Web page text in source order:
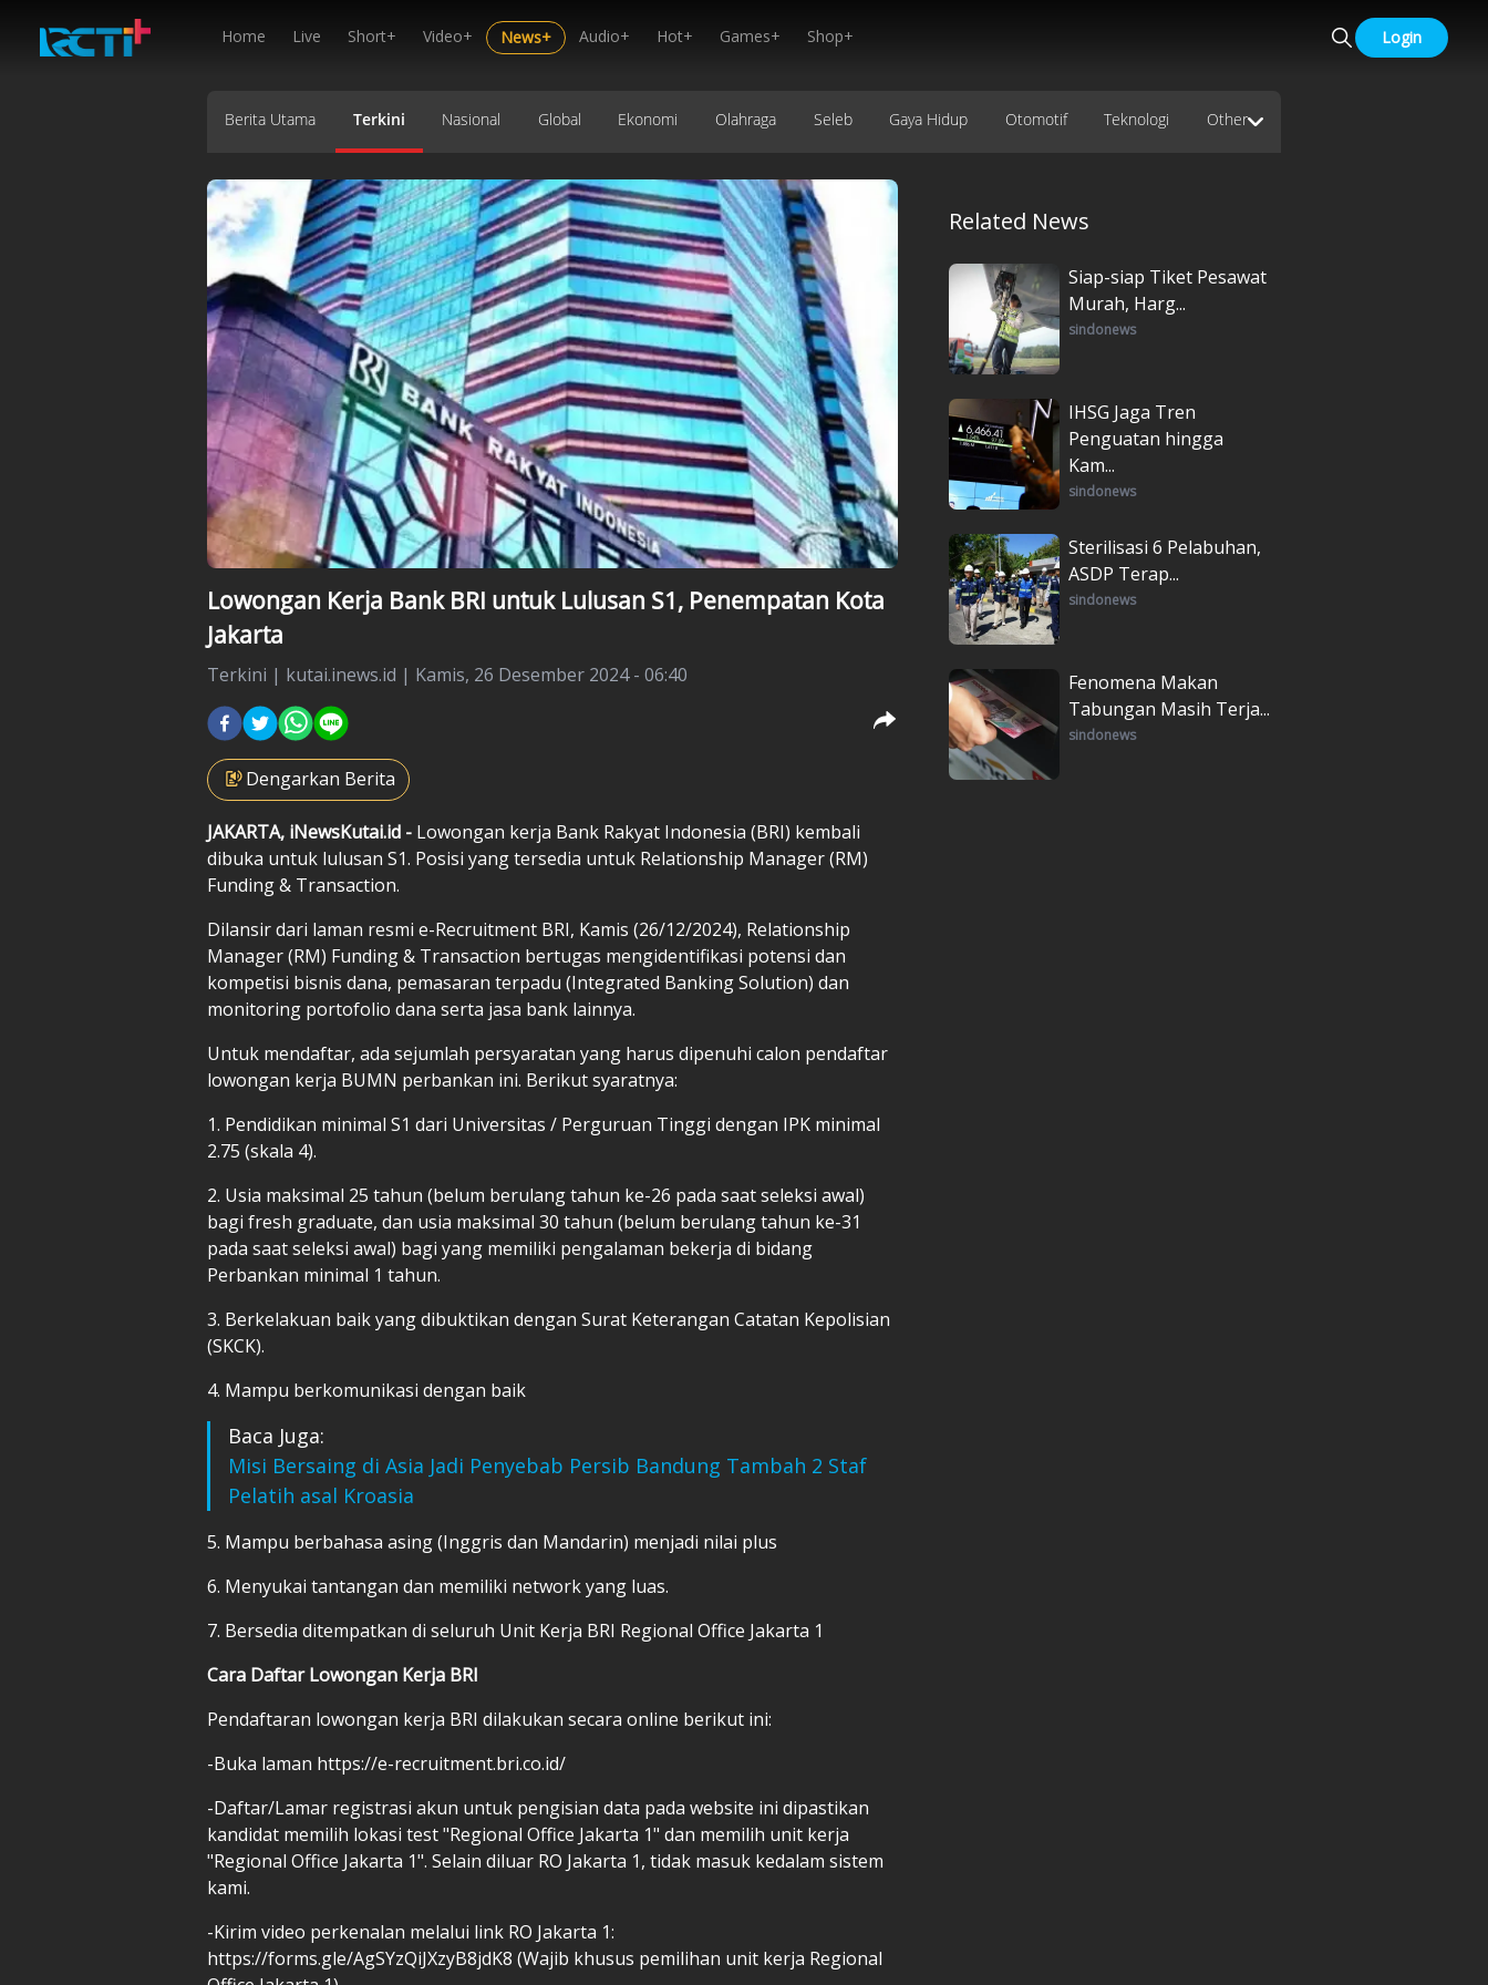
Home Live Short+ Video+ News+ Audio+ Hot+ Games+ Shop+ Login
Berita Utama Terkini Nasional Global Ekonomi Olahraga Seleb Gaya Hidup Otomotif Teknologi Other
Lowongan Kerja Bank BRI untuk Lulusan S1, Penempatan Kota
Jakarta
Terkini | kutai.inews.id | Kamis, 26 Desember 2024 - 06:40
Dengarkan Berita
JAKARTA, iNewsKutai.id - Lowongan kerja Bank Rakyat Indonesia (BRI) kembali
dibuka untuk lulusan S1. Posisi yang tersedia untuk Relationship Manager (RM)
Funding & Transaction.
Dilansir dari laman resmi e-Recruitment BRI, Kamis (26/12/2024), Relationship
Manager (RM) Funding & Transaction bertugas mengidentifikasi potensi dan
kompetisi bisnis dana, pemasaran terpadu (Integrated Banking Solution) dan
monitoring portofolio dana serta jasa bank lainnya.
Untuk mendaftar, ada sejumlah persyaratan yang harus dipenuhi calon pendaftar
lowongan kerja BUMN perbankan ini. Berikut syaratnya:
1. Pendidikan minimal S1 dari Universitas / Perguruan Tinggi dengan IPK minimal
2.75 (skala 4).
2. Usia maksimal 25 tahun (belum berulang tahun ke-26 pada saat seleksi awal)
bagi fresh graduate, dan usia maksimal 30 tahun (belum berulang tahun ke-31
pada saat seleksi awal) bagi yang memiliki pengalaman bekerja di bidang
Perbankan minimal 1 tahun.
3. Berkelakuan baik yang dibuktikan dengan Surat Keterangan Catatan Kepolisian
(SKCK).
4. Mampu berkomunikasi dengan baik
Baca Juga:
Misi Bersaing di Asia Jadi Penyebab Persib Bandung Tambah 2 Staf
Pelatih asal Kroasia
5. Mampu berbahasa asing (Inggris dan Mandarin) menjadi nilai plus
6. Menyukai tantangan dan memiliki network yang luas.
7. Bersedia ditempatkan di seluruh Unit Kerja BRI Regional Office Jakarta 1
Cara Daftar Lowongan Kerja BRI
Pendaftaran lowongan kerja BRI dilakukan secara online berikut ini:
-Buka laman https://e-recruitment.bri.co.id/
-Daftar/Lamar registrasi akun untuk pengisian data pada website ini dipastikan
kandidat memilih lokasi test "Regional Office Jakarta 1" dan memilih unit kerja
"Regional Office Jakarta 1". Selain diluar RO Jakarta 1, tidak masuk kedalam sistem
kami.
-Kirim video perkenalan melalui link RO Jakarta 1:
https://forms.gle/AgSYzQiJXzyB8jdK8 (Wajib khusus pemilihan unit kerja Regional
Related News
Siap-siap Tiket Pesawat
Murah, Harg...
sindonews
IHSG Jaga Tren
Penguatan hingga
Kam...
sindonews
Sterilisasi 6 Pelabuhan,
ASDP Terap...
sindonews
Fenomena Makan
Tabungan Masih Terja...
sindonews